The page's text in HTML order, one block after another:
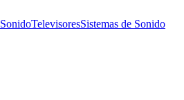
SonidoTelevisoresSistemas de Sonido